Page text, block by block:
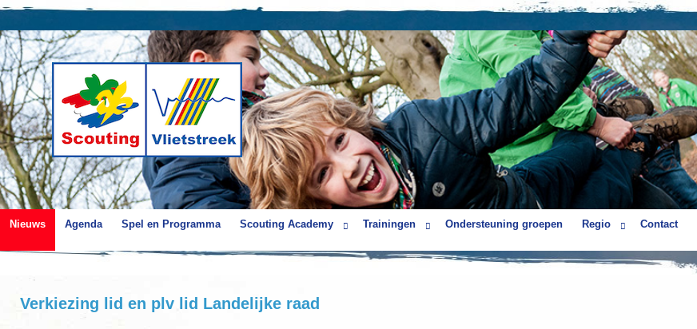
Nieuws Agenda Spel en Programma Scouting Academy Trainingen Ondersteuning groepen Regio Contact
Verkiezing lid en plv lid Landelijke raad